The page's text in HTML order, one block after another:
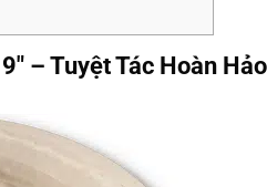
– Tuyệt Tác Hoàn